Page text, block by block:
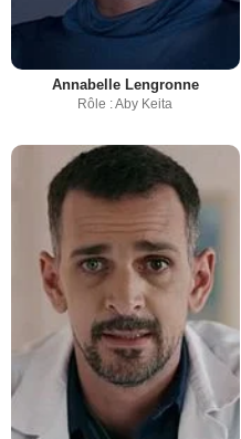
Annabelle Lengronne
Rôle : Aby Keita